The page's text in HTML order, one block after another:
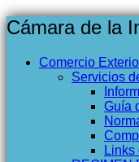
Cámara de la
Comercio
Servicios
Guía
Links